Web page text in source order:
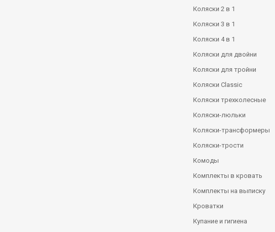
Коляски 2 в 1
Коляски 3 в 1
Коляски 4 в 1
Коляски для двойни
Коляски для тройни
Коляски Сlassic
Коляски трехколесные
Коляски-люльки
Коляски-трансформеры
Коляски-трости
Комоды
Комплекты в кровать
Комплекты на выписку
Кроватки
Купание и гигиена